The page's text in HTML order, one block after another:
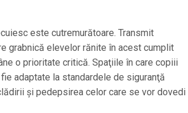
este cutremurătoare. Transmit
grabnică elevelor rănite în acest cumplit
o prioritate critică. Spaţiile în care copiii
adaptate la standardele de siguranţă
şi pedepsirea celor care se vor dovedi